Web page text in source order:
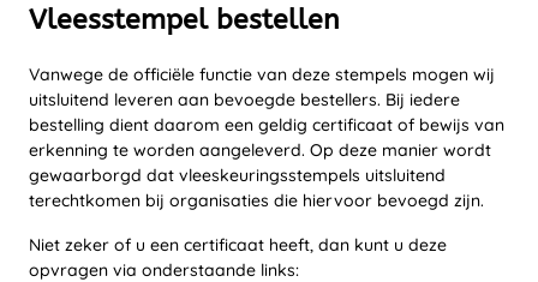
Vleesstempel bestellen
Vanwege de officiële functie van deze stempels mogen wij
uitsluitend leveren aan bevoegde bestellers. Bij iedere
bestelling dient daarom een geldig certificaat of bewijs van
erkenning te worden aangeleverd. Op deze manier wordt
gewaarborgd dat vleeskeuringsstempels uitsluitend
terechtkomen bij organisaties die hiervoor bevoegd zijn.
Niet zeker of u een certificaat heeft, dan kunt u deze
opvragen via onderstaande links: